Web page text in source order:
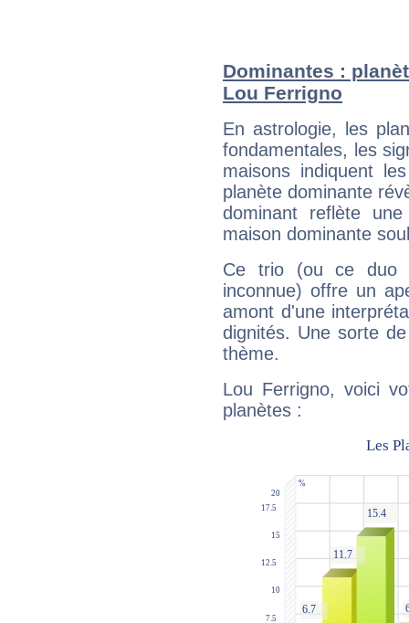
Dominantes :
Lou Ferrigno
En astrologie, les
fondamentales, les
maisons indiquent
planète dominante
dominant reflète
maison dominante
Ce trio (ou ce duo
inconnue) offre un
amont d'une
dignités. Une sorte
thème.
Lou Ferrigno, voici
planètes :